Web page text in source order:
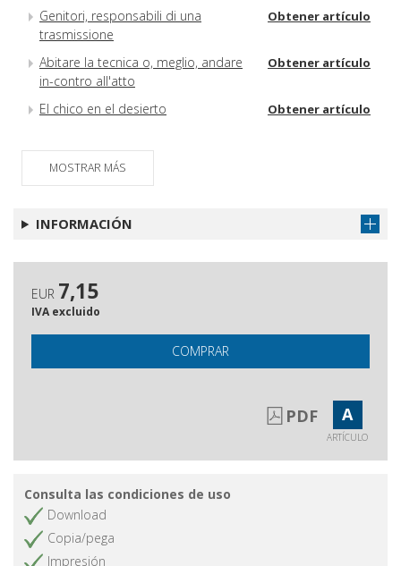
Genitori, responsabili di una
trasmissione
Obtener artículo
Abitare la tecnica o, meglio, andare
in-contro all'atto
Obtener artículo
El chico en el desierto Obtener artículo
Il desiderio maschile e le sue
perversioni
MOSTRAR MÁS
INFORMACIÓN
EUR 7,15
IVA excluido
COMPRAR
PDF A
ARTÍCULO
Consulta las condiciones de uso
Download
Copia/pega
Impresión